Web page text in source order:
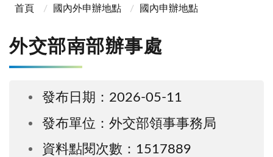
首頁 國內外申辦地點 國內申辦地點
外交部南部辦事處
發布日期：2026-05-11
發布單位：外交部領事事務局
資料點閱次數：1517889